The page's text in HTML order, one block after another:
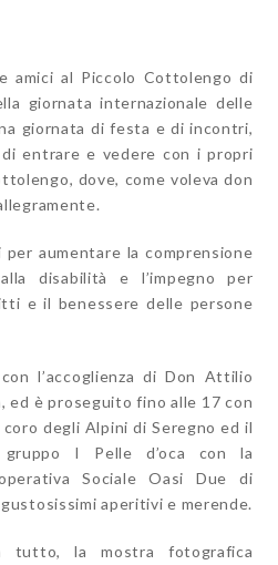
amici al Piccolo Cottolengo di
giornata internazionale delle
giornata di festa e di incontri,
entrare e vedere con i propri
dove, come voleva don
aumentare la comprensione
disabilità e l’impegno per
e il benessere delle persone
l’accoglienza di Don Attilio
ed è proseguito fino alle 17 con
degli Alpini di Seregno ed il
I Pelle d’oca con la
Sociale Oasi Due di
aperitivi e merende.
la mostra fotografica